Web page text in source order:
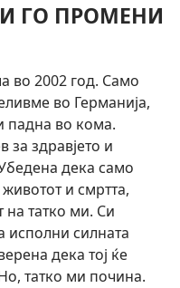
ГО ПРОМЕНИ
во 2002 год. Само
во Германија,
падна во кома.
за здравјето и
дека само
и смртта,
на татко ми. Си
исполни силната
дека тој ќе
татко ми почина.